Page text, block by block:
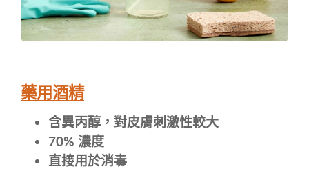
藥用酒精
含異丙醇， 對皮膚刺激性較大
70% 濃度
直接用於消毒